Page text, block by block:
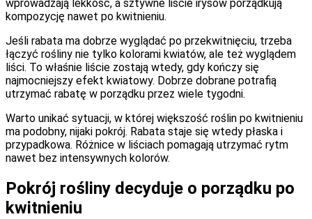
wprowadzają lekkość, a sztywne liście irysów porządkują
kompozycję nawet po kwitnieniu.
Jeśli rabata ma dobrze wyglądać po przekwitnięciu, trzeba
łączyć rośliny nie tylko kolorami kwiatów, ale też wyglądem
liści. To właśnie liście zostają wtedy, gdy kończy się
najmocniejszy efekt kwiatowy. Dobrze dobrane potrafią
utrzymać rabatę w porządku przez wiele tygodni.
Warto unikać sytuacji, w której większość roślin po kwitnieniu
ma podobny, nijaki pokrój. Rabata staje się wtedy płaska i
przypadkowa. Różnice w liściach pomagają utrzymać rytm
nawet bez intensywnych kolorów.
Pokrój rośliny decyduje o porządku po
kwitnieniu